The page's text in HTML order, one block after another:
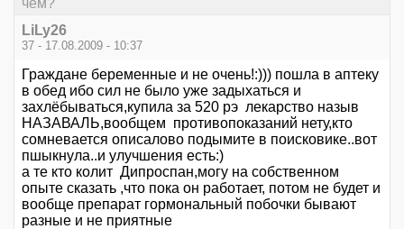
LiLy26
37 - 17.08.2009 - 10:37
Граждане беременные и не очень!:))) пошла в аптеку
в обед ибо сил не было уже задыхаться и
захлёбываться,купила за 520 рэ лекарство назыв
НАЗАВАЛЬ,вообщем противопоказаний нету,кто
сомневается описалово подымите в поисковике..вот
пшыкнула..и улучшения есть:)
а те кто колит Дипроспан,могу на собственном
опыте сказать ,что пока он работает, потом не будет и
вообще препарат гормональный побочки бывают
разные и не приятные